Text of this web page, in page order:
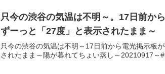
只今の渋谷の気温は不明～。17日前か
ずーっと「27度」と表示されたまま～
只今の渋谷の気温は不明～17日前から電光掲示板
されたまま～陽が暮れてちょい蒸し～20210917～